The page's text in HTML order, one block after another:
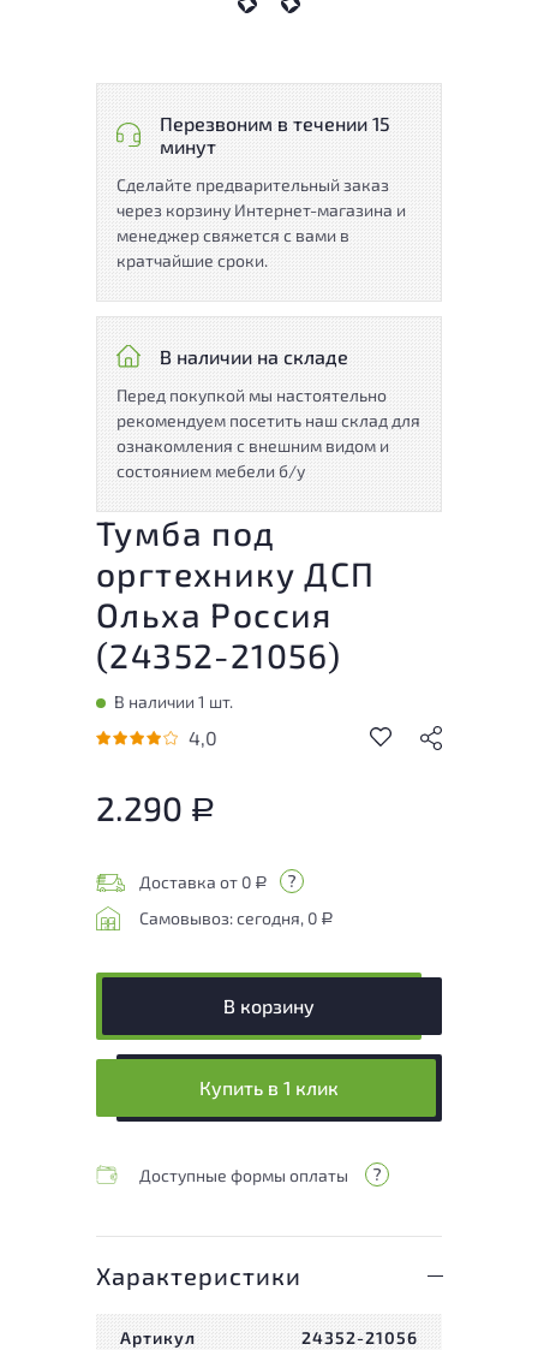
Перезвоним в течении 15
минут
Сделайте предварительный заказ
через корзину Интернет-магазина и
менеджер свяжется с вами в
кратчайшие сроки.
В наличии на складе
Перед покупкой мы настоятельно
рекомендуем посетить наш склад для
ознакомления с внешним видом и
состоянием мебели б/у
Тумба под
оргтехнику ДСП
Ольха Россия
(24352-21056)
В наличии 1 шт.
4,0
2.290 Р
Доставка от 0 Р
Самовывоз: сегодня, 0 Р
В корзину
Купить в 1 клик
Доступные формы оплаты
Характеристики
Артикул 24352-21056